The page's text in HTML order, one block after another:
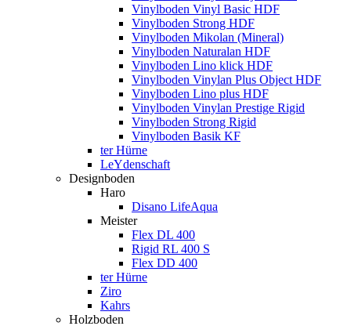
Vinylboden Vinyl Basic HDF
Vinylboden Strong HDF
Vinylboden Mikolan (Mineral)
Vinylboden Naturalan HDF
Vinylboden Lino klick HDF
Vinylboden Vinylan Plus Object HDF
Vinylboden Lino plus HDF
Vinylboden Vinylan Prestige Rigid
Vinylboden Strong Rigid
Vinylboden Basik KF
ter Hürne
LeYdenschaft
Designboden
Haro
Disano LifeAqua
Meister
Flex DL 400
Rigid RL 400 S
Flex DD 400
ter Hürne
Ziro
Kahrs
Holzboden